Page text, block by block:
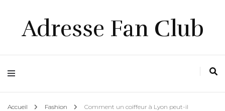
Adresse Fan Club
Accueil Fashion
Comment un coiffeur à Lyon peut-il